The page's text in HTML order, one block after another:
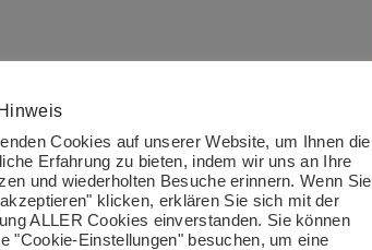
die enge Abstimmung mit
Locations im Teams Admin Center
Cookies auf unserer Website, um Ihnen die
Erfahrung zu bieten, indem wir uns an Ihre
und wiederholten Besuche erinnern. Wenn Sie
klicken, erklären Sie sich mit der
ALLER Cookies einverstanden. Sie können
"Cookie-Einstellungen" besuchen, um eine